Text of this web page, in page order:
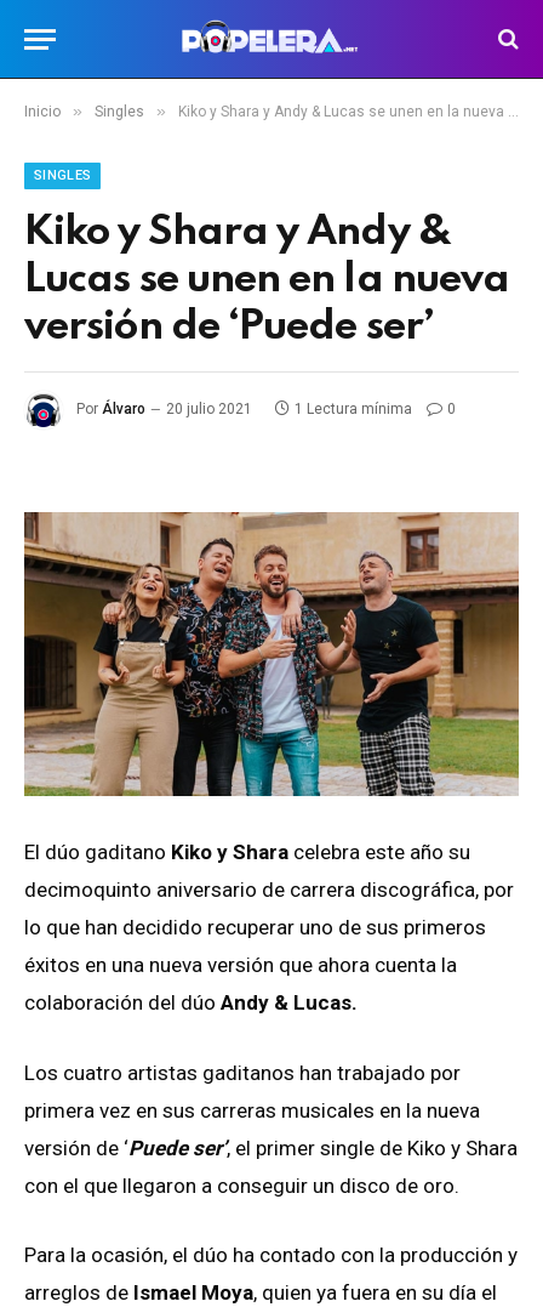
Inicio » Singles » Kiko y Shara y Andy & Lucas se unen en la nueva versión de ‘Puede ser’
SINGLES
Kiko y Shara y Andy &
Lucas se unen en la nueva
versión de ‘Puede ser’
Por Álvaro 20 julio 2021 1 Lectura mínima 0
El dúo gaditano Kiko y Shara celebra este año su
decimoquinto aniversario de carrera discográfica, por
lo que han decidido recuperar uno de sus primeros
éxitos en una nueva versión que ahora cuenta la
colaboración del dúo Andy & Lucas.
Los cuatro artistas gaditanos han trabajado por
primera vez en sus carreras musicales en la nueva
versión de ‘Puede ser’, el primer single de Kiko y Shara
con el que llegaron a conseguir un disco de oro.
Para la ocasión, el dúo ha contado con la producción y
arreglos de Ismael Moya, quien ya fuera en su día el